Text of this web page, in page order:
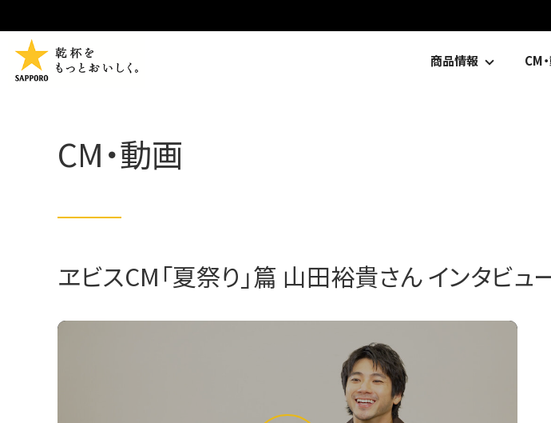
商品情報 CM
CM・動画
ヱビスCM「夏祭り」篇 山田裕貴さん インタビュ